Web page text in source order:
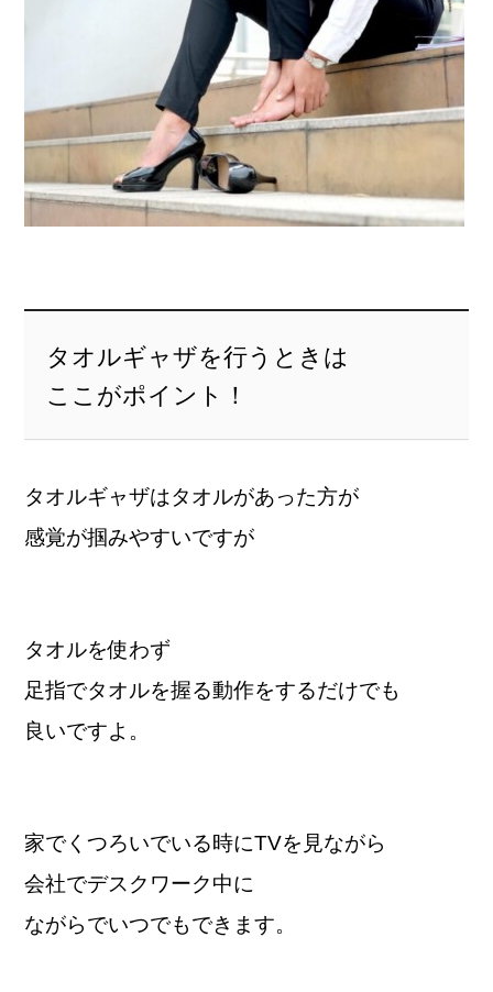
タオルギャザを行うときは
ここがポイント！
タオルギャザはタオルがあった方が
感覚が掴みやすいですが
タオルを使わず
足指でタオルを握る動作をするだけでも
良いですよ。
家でくつろいでいる時にTVを見ながら
会社でデスクワーク中に
ながらでいつでもできます。